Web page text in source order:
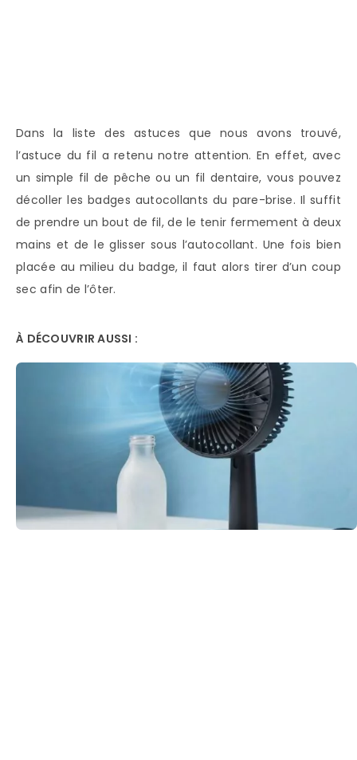
Dans la liste des astuces que nous avons trouvé,
l’astuce du fil a retenu notre attention. En effet, avec
un simple fil de pêche ou un fil dentaire, vous pouvez
décoller les badges autocollants du pare-brise. Il suffit
de prendre un bout de fil, de le tenir fermement à deux
mains et de le glisser sous l’autocollant. Une fois bien
placée au milieu du badge, il faut alors tirer d’un coup
sec afin de l’ôter.
À DÉCOUVRIR AUSSI :